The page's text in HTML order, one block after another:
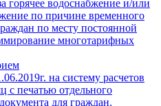
горячее водоснабжение и/или
по причине временного
по месту постоянной
многотарифных
на систему расчетов
с печатью отдельного
для граждан,